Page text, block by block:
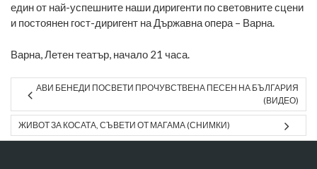
един от най-успешните наши диригенти по световните сцени
и постоянен гост-диригент на Държавна опера – Варна.
Варна, Летен театър, начало 21 часа.
АВИ БЕНЕДИ ПОСВЕТИ ПРОЧУВСТВЕНА ПЕСЕН НА БЪЛГАРИЯ
(ВИДЕО)
ЖИВОТ ЗА КОСАТА, СЪВЕТИ ОТ МАГАМА (СНИМКИ)